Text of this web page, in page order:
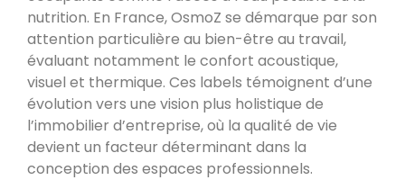
nutrition. En France, OsmoZ se démarque par son
attention particulière au bien-être au travail,
évaluant notamment le confort acoustique,
visuel et thermique. Ces labels témoignent d’une
évolution vers une vision plus holistique de
l’immobilier d’entreprise, où la qualité de vie
devient un facteur déterminant dans la
conception des espaces professionnels.